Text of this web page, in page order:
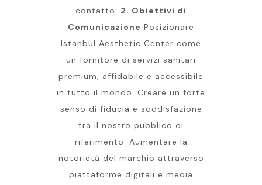
contatto. 2. Obiettivi di
Comunicazione Posizionare
Istanbul Aesthetic Center come
un fornitore di servizi sanitari
premium, affidabile e accessibile
in tutto il mondo. Creare un forte
senso di fiducia e soddisfazione
tra il nostro pubblico di
riferimento. Aumentare la
notorietà del marchio attraverso
piattaforme digitali e media